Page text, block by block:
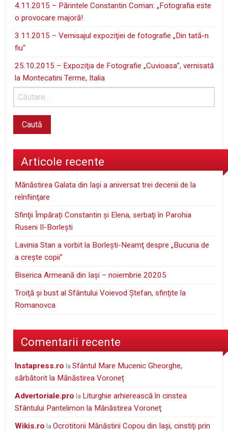
4.11.2015 – Părintele Constantin Coman: „Fotografia este
o provocare majoră!
3.11.2015 – Vernisajul expoziţiei de fotografie „Din tată-n
fiu“
25.10.2015 – Expoziţia de Fotografie „Cuvioasa”, vernisată
la Montecatini Terme, Italia
Articole recente
Mănăstirea Galata din Iaşi a aniversat trei decenii de la
reînfiinţare
Sfinţii Împărați Constantin și Elena, serbaţi în Parohia
Ruseni II-Borleşti
Lavinia Stan a vorbit la Borleşti-Neamţ despre „Bucuria de
a creşte copii”
Biserica Armeană din Iași – noiembrie 20205
Troiţă şi bust al Sfântului Voievod Ştefan, sfinţite la
Romanovca
Comentarii recente
instapress.ro laSfântul Mare Mucenic Gheorghe,
sărbătorit la Mănăstirea Voroneț
Advertoriale.pro la Liturghie arhierească în cinstea
Sfântului Pantelimon la Mănăstirea Voroneţ
wikis.ro laOcrotitorii Mănăstirii Copou din Iaşi, cinstiţi prin